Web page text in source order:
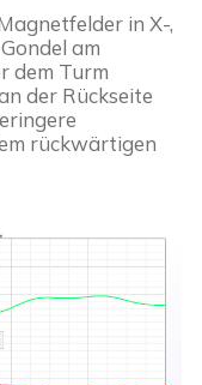
in X-,
am
dem Turm
der Rückseite
rückwärtigen